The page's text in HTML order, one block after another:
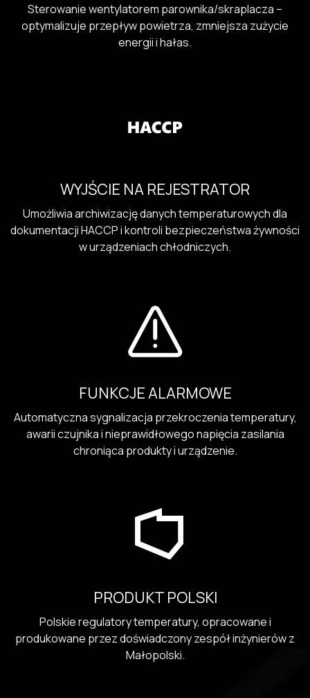
Sterowanie wentylatorem parownika/skraplacza –
optymalizuje przepływ powietrza, zmniejsza zużycie
energii i hałas.
WYJŚCIE NA REJESTRATOR
Umożliwia archiwizację danych temperaturowych dla
dokumentacji HACCP i kontroli bezpieczeństwa żywności
w urządzeniach chłodniczych.
FUNKCJE ALARMOWE
Automatyczna sygnalizacja przekroczenia temperatury,
awarii czujnika i nieprawidłowego napięcia zasilania
chroniąca produkty i urządzenie.
PRODUKT POLSKI
Polskie regulatory temperatury, opracowane i
produkowane przez doświadczony zespół inżynierów z
Małopolski.